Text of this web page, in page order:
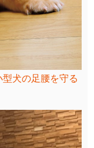
犬の足腰を守る